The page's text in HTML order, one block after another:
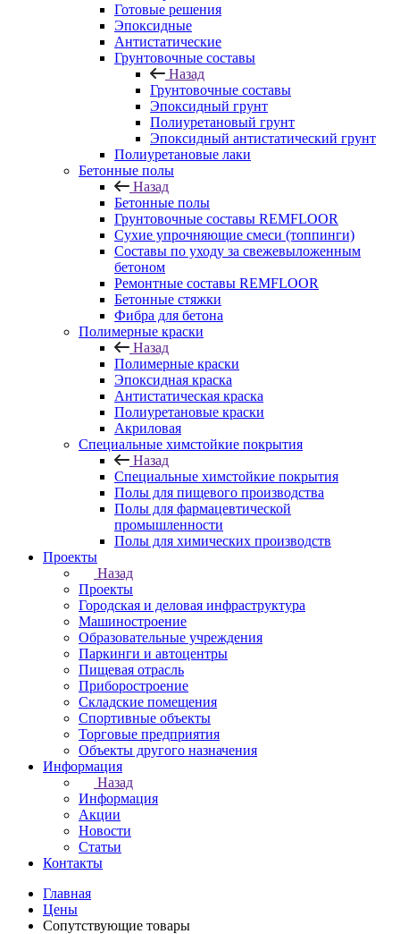
Готовые решения
Эпоксидные
Антистатические
Грунтовочные составы
Назад
Грунтовочные составы
Эпоксидный грунт
Полиуретановый грунт
Эпоксидный антистатический грунт
Полиуретановые лаки
Бетонные полы
Назад
Бетонные полы
Грунтовочные составы REMFLOOR
Сухие упрочняющие смеси (топпинги)
Составы по уходу за свежевыложенным
бетоном
Ремонтные составы REMFLOOR
Бетонные стяжки
Фибра для бетона
Полимерные краски
Назад
Полимерные краски
Эпоксидная краска
Антистатическая краска
Полиуретановые краски
Акриловая
Специальные химстойкие покрытия
Назад
Специальные химстойкие покрытия
Полы для пищевого производства
Полы для фармацевтической
промышленности
Полы для химических производств
Проекты
Назад
Проекты
Городская и деловая инфраструктура
Машиностроение
Образовательные учреждения
Паркинги и автоцентры
Пищевая отрасль
Приборостроение
Складские помещения
Спортивные объекты
Торговые предприятия
Объекты другого назначения
Информация
Назад
Информация
Акции
Новости
Статьи
Контакты
Главная
Цены
Сопутствующие товары